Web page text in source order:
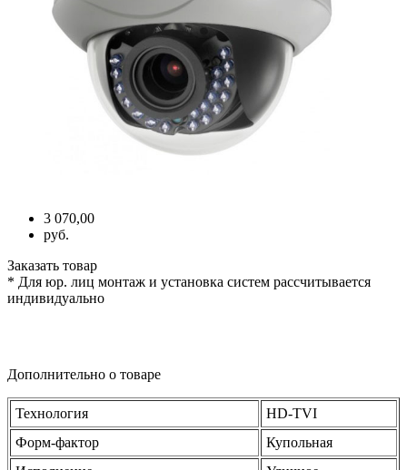
3 070,00
руб.
Заказать товар
* Для юр. лиц монтаж и установка систем рассчитывается
индивидуально
Дополнительно о товаре
Технология
HD-TVI
Форм-фактор
Купольная